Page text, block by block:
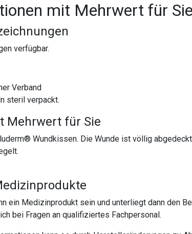
mit Mehrwert für Sie
verfügbar.
Verband
steril verpackt.
Mehrwert für Sie
Wundkissen. Die Wunde ist völlig
ein Medizinprodukt sein und unterliegt dann den
bei Fragen an qualifiziertes Fachpersonal.